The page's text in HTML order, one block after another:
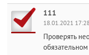
111
18.01.2021 17:28
Проверять